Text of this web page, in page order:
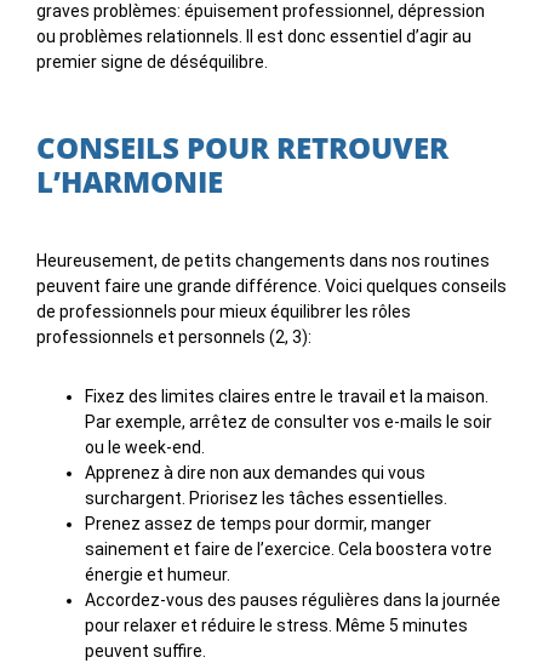
graves problèmes: épuisement professionnel, dépression
ou problèmes relationnels. Il est donc essentiel d’agir au
premier signe de déséquilibre.
CONSEILS POUR RETROUVER
L’HARMONIE
Heureusement, de petits changements dans nos routines
peuvent faire une grande différence. Voici quelques conseils
de professionnels pour mieux équilibrer les rôles
professionnels et personnels (2, 3):
Fixez des limites claires entre le travail et la maison.
Par exemple, arrêtez de consulter vos e-mails le soir
ou le week-end.
Apprenez à dire non aux demandes qui vous
surchargent. Priorisez les tâches essentielles.
Prenez assez de temps pour dormir, manger
sainement et faire de l’exercice. Cela boostera votre
énergie et humeur.
Accordez-vous des pauses régulières dans la journée
pour relaxer et réduire le stress. Même 5 minutes
peuvent suffire.